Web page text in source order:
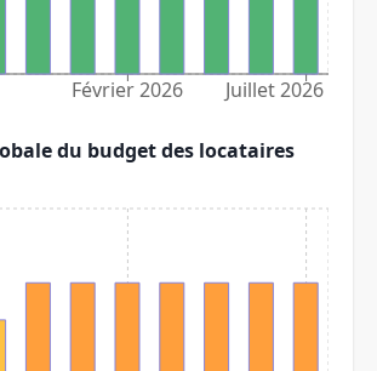
Février 2026 Juillet 2026
du budget des locataires